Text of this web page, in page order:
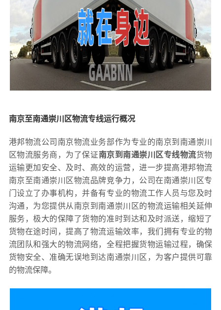
南京至南通崇川区物流专线运行概况
港邦物流公司南京物流业务部作为专业的南京到南通崇川
区物流服务商，为了保证南京到南通崇川区专线物流货物
运输更加安全、及时、高效的运营，进一步提高港邦物流
南京至南通崇川区物流品牌竞争力，公司在南通崇川区专
门设立了办事机构，并备有专业的物流工作人员与您及时
沟通，为您提供从南京到南通崇川区的物流运输相关延伸
服务，极大的保障了货物的准时到达和及时派送，缩短了
货物在途时间，提高了物流运输效率，我们拥有专业的物
流团队和强大的物流网络，全程把握货物运输过程，确保
货物安全、准确无误地到达南通崇川区，为客户提供可靠
的物流保障。